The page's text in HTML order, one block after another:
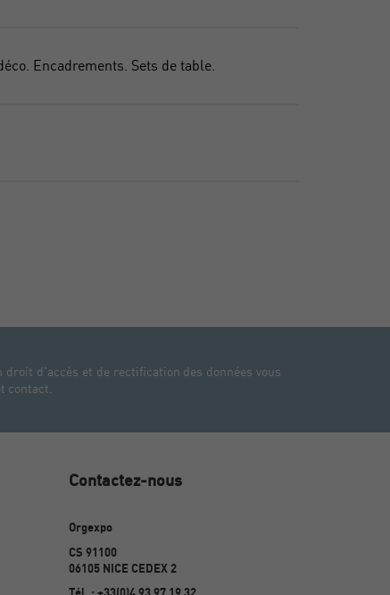
Encadrements. Sets de table.
d'accès et de rectification des données vous
contact.
Contactez-nous
Orgexpo
CS 91100
06105 NICE CEDEX 2